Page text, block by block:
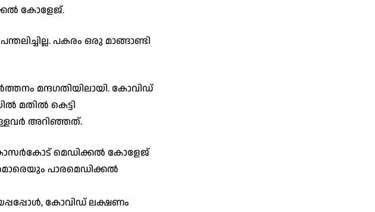
കോളേജ്.
പകരം ഒരു മാങ്ങാണ്ടി
മന്ദഗതിയിലായി. കോവിഡ്
മതിൽ കെട്ടി
അറിഞ്ഞത്.
മെഡിക്കൽ കോളേജ്
പാരമെഡിക്കൽ
കോവിഡ് ലക്ഷണം